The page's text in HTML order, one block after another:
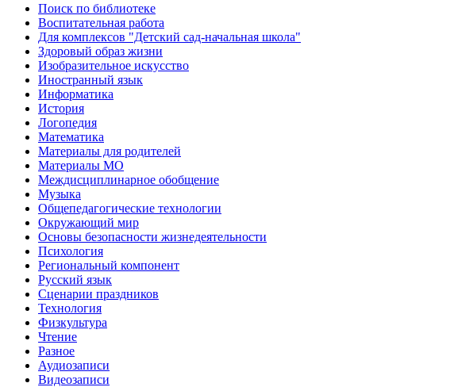
Поиск по библиотеке
Воспитательная работа
Для комплексов "Детский сад-начальная школа"
Здоровый образ жизни
Изобразительное искусство
Иностранный язык
Информатика
История
Логопедия
Математика
Материалы для родителей
Материалы МО
Междисциплинарное обобщение
Музыка
Общепедагогические технологии
Окружающий мир
Основы безопасности жизнедеятельности
Психология
Региональный компонент
Русский язык
Сценарии праздников
Технология
Физкультура
Чтение
Разное
Аудиозаписи
Видеозаписи